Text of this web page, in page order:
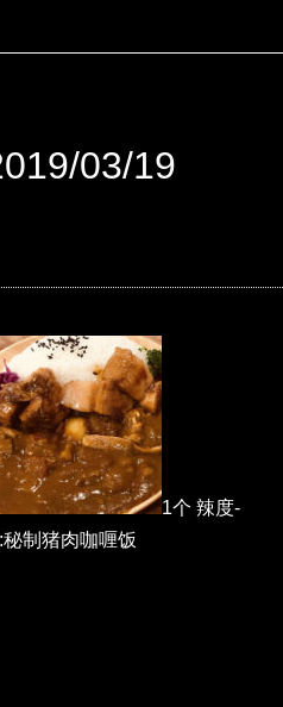
03/19
1个 辣度-
制猪肉咖喱饭